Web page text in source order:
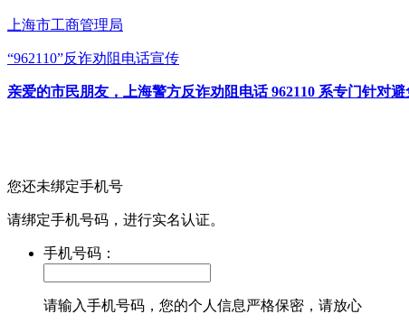
上海市工商管理局
“962110”反诈劝阻电话宣传
亲爱的市民朋友，上海警方反诈劝阻电话 962110 系专门针对
您还未绑定手机号
请绑定手机号码，进行实名认证。
手机号码：
请输入手机号码，您的个人信息严格保密，请放心